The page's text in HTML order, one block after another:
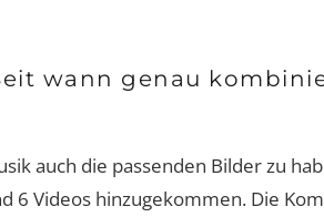
wann genau
auch die passenden Bilder zu
6 Videos hinzugekommen. Die